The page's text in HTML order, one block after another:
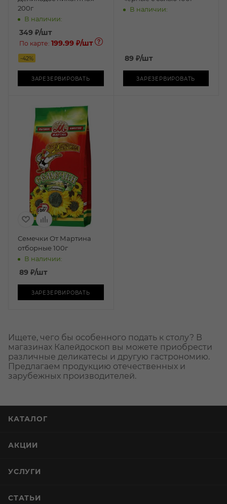
200г
В наличии:
349 ₽/шт
По карте: 199.99 ₽/шт
-42%
ЗАРЕЗЕРВИРОВАТЬ
В наличии:
89₽/шт
ЗАРЕЗЕРВИРОВАТЬ
Семечки От Мартина
отборные 100г
В наличии:
89 ₽/шт
ЗАРЕЗЕРВИРОВАТЬ
Ищете, чего бы особенного подать к столу? В
магазинах Калейдоскоп вы можете приобрести
различные деликатесы и другую гастрономию.
Предлагаем продукцию отечественных и
зарубежных производителей.
КАТАЛОГ
АКЦИИ
УСЛУГИ
СТАТЬИ